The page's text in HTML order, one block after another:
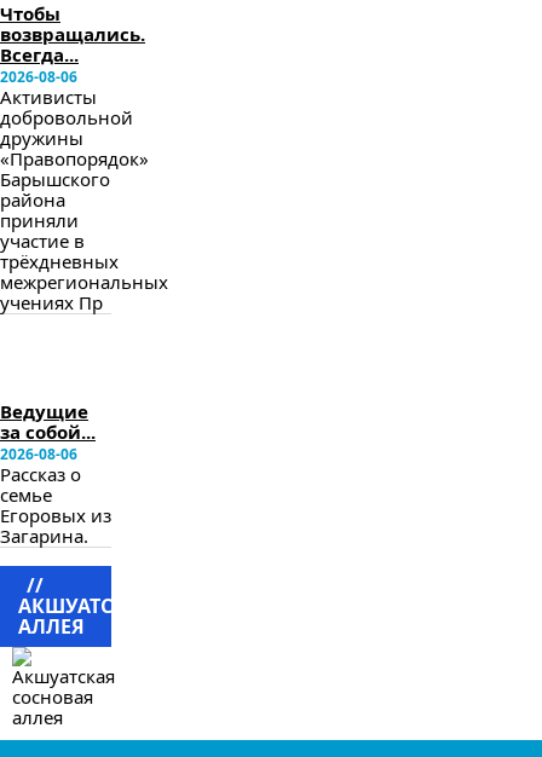
Чтобы
возвращались.
Всегда...
2026-08-06
Активисты
добровольной
дружины
«Правопорядок»
Барышского
района
приняли
участие в
трёхдневных
межрегиональных
учениях Пр
Ведущие
за собой...
2026-08-06
Рассказ о
семье
Егоровых из
Загарина.
//
АКШУАТСКАЯ
АЛЛЕЯ